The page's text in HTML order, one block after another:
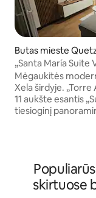
Butas mieste
go
„Santa María Suite
Interplaza Xela“
Mėgaukitės
Xela širdyje.
11 aukšte esantis
tiesioginį
Savarankiškas
vieta ir saugi zona
pasirinkimas
skirtuose